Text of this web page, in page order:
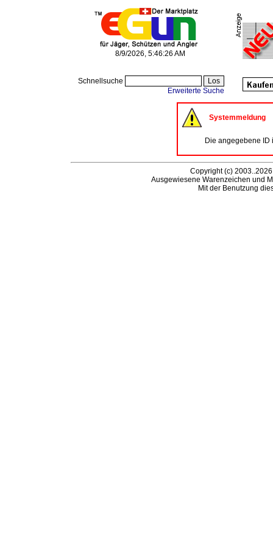
8/9/2026, 5:46:26 AM
Schnellsuche
Erweiterte Suche
Systemmeldung
Die angegebene ID
Copyright (c)
Ausgewiesene Warenzeichen und
Mit der Benutzung